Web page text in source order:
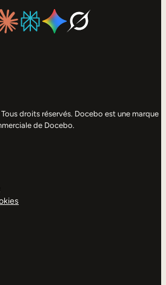
droits réservés. Docebo est une marque
de Docebo.